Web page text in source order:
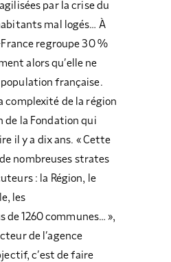
par la crise du
mal logés… À
regroupe 30 %
alors qu’elle ne
population française.
complexité de la région
de la Fondation qui
il y a dix ans. « Cette
nombreuses strates
: la Région, le
les
1260 communes… »,
de l’agence
c’est de faire